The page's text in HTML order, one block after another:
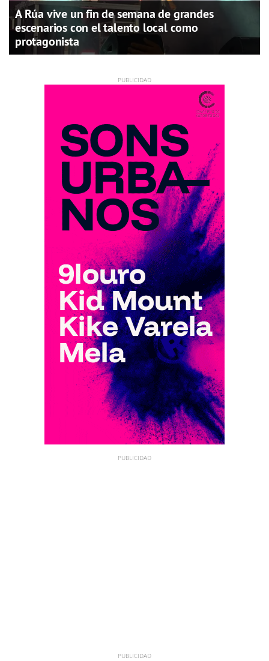
A Rúa vive un fin de semana de grandes
escenarios con el talento local como
protagonista